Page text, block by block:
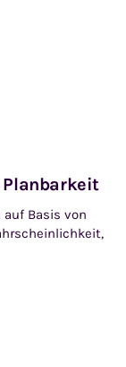
Planbarkeit
Basis von